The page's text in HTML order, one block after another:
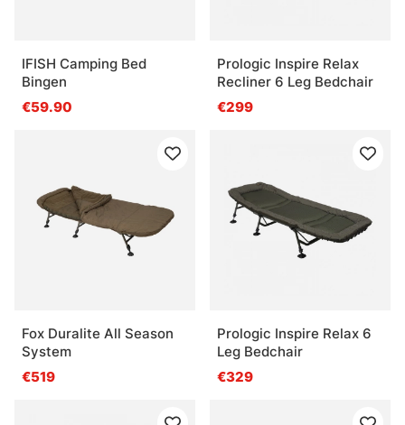
IFISH Camping Bed
Bingen
€59.90
Prologic Inspire Relax
Recliner 6 Leg Bedchair
€299
Fox Duralite All Season
System
€519
Prologic Inspire Relax 6
Leg Bedchair
€329